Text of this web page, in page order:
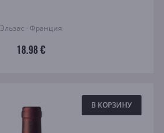
Эльзас · Франция
18.98 €
В КОРЗИНУ